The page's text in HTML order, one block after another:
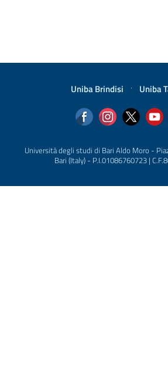
Uniba Brindisi · Uniba
Università degli studi di Bari Aldo Moro -
Bari (Italy) - P.I.01086760723 |